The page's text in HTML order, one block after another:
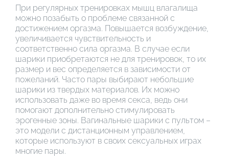
При регулярных тренировках мышц влагалища
можно позабыть о проблеме связанной с
достижением оргазма. Повышается возбуждение,
увеличивается чувствительность и
соответственно сила оргазма. В случае если
шарики приобретаются не для тренировок, то их
размер и вес определяется в зависимости от
пожеланий. Часто пары выбирают небольшие
шарики из твердых материалов. Их можно
использовать даже во время секса, ведь они
помогают дополнительно стимулировать
эрогенные зоны. Вагинальные шарики с пультом –
это модели с дистанционным управлением,
которые используют в своих сексуальных играх
многие пары.